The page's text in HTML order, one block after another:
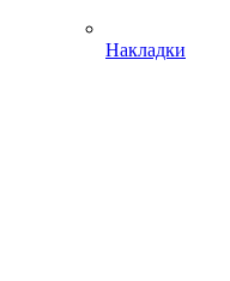
Накладки